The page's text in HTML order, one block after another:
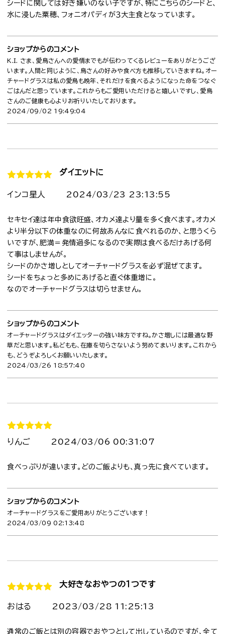
シードに関しては好き嫌いのない子ですが、特にこちらのシードと、
水に浸した粟穂、フォニオパディが３大主食となっています。
ショップからのコメント
K.I. さま、愛鳥さんへの愛情までもが伝わってくるレビューをありがとうござ
います。人間と同じように、鳥さんの好みや食べ方も推移していきますね。オー
チャードグラスは私の愛鳥も晩年、それだけを食べるようになった命をつなぐ
ごはんだと思っています。これからもご愛用いただけると嬉しいですし、愛鳥
さんのご健康も心よりお祈りいたしております。
2024/09/02 19:49:04
ダイエットに
インコ星人 2024/03/23 23:13:55
セキセイ達は年中食欲旺盛、オカメ達より量を多く食べます。オカメ
より半分以下の体重なのに何故あんなに食べれるのか、と思うくら
いですが、肥満＝発情過多になるので実際は食べるだけあげる何
て事はしませんが。
シードのかさ増しとしてオーチャードグラスを必ず混ぜてます。
シードをちょっと多めにあげると直ぐ体重増に。
なのでオーチャードグラスは切らせません。
ショップからのコメント
オーチャードグラスはダイエッターの強い味方ですね。かさ増しには最適な野
草だと思います。私どもも、在庫を切らさないよう努めてまいります。これから
も、どうぞよろしくお願いいたします。
2024/03/26 18:57:40
りんご 2024/03/06 00:31:07
食べっぷりが違います。どのご飯よりも、真っ先に食べています。
ショップからのコメント
オーチャードグラスをご愛用ありがとうございます！
2024/03/09 02:13:48
大好きなおやつの１つです
おはる 2023/03/28 11:25:13
通常のご飯とは別の容器でおやつとして出しているのですが、全て